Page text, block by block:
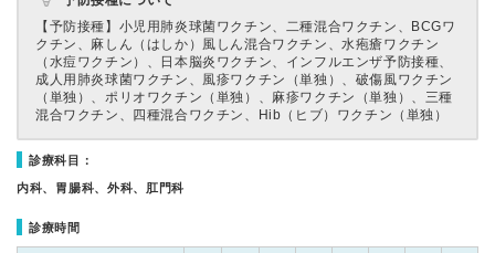
【予防接種】 小児用肺炎球菌ワクチン、二種混合ワクチン、BCGワ
クチン、麻しん（はしか）風しん混合ワクチン、水疱瘡ワクチン
（水痘ワクチン）、日本脳炎ワクチン、インフルエンザ予防接種、
成人用肺炎球菌ワクチン、風疹ワクチン（単独）、破傷風ワクチン
（単独）、ポリオワクチン（単独）、麻疹ワクチン（単独）、三種
混合ワクチン、四種混合ワクチン、Hib（ヒブ）ワクチン（単独）
診療科目：
内科、胃腸科、外科、肛門科
診療時間